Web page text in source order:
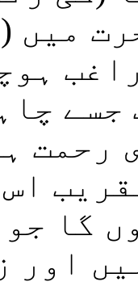
میں
جسے
رحمت
گا جو
اور